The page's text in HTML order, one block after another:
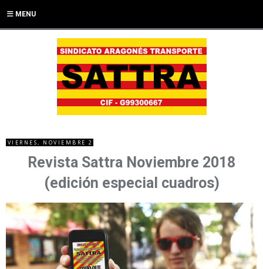
MENU
VIERNES, NOVIEMBRE 2
Revista Sattra Noviembre 2018
(edición especial cuadros)